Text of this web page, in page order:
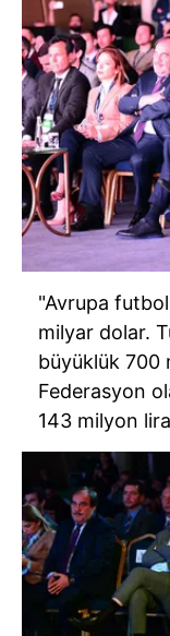
"Avrupa
milyar dolar.
büyüklük 700
Federasyon
143 milyon